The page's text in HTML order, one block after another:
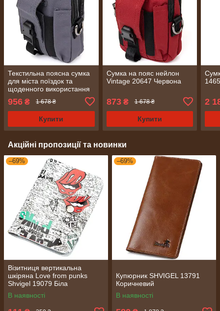
Текстильна поясна сумка
для міста поїздок та
щоденного використання
956 ₴ 1 678 ₴
Купити
Сумка на пояс нейлон
Vintage 20647 Червона
873₴ 1 678 ₴
Купити
2
Акційні пропозиції та новинки
–69%
Візитниця вертикальна
шкіряна Love from punks
Shvigel 19079 Біла
В наявності
–69%
Купюрник SHVIGEL 13791
Коричневий
В наявності